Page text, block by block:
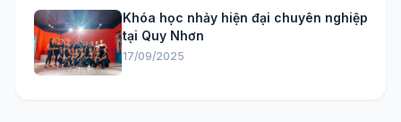
Khóa học nhảy hiện đại chuyên nghiệp
tại Quy Nhơn
17/09/2025